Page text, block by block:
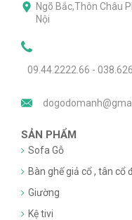
Ngõ Bắc,Thôn Châu
Nội
09.44.2222.66 -
SẢN PHẨM
Sofa Gỗ
Bàn ghế giả cổ , tân cổ
Giường
Kệ tivi